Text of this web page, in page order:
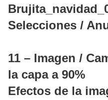
Selecciones /
11 – Imagen /
la capa a 90%
Efectos de la